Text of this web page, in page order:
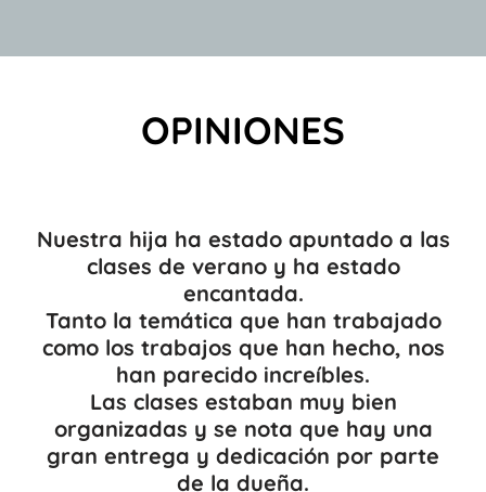
OPINIONES
Nuestra hija ha estado apuntado a las
clases de verano y ha estado
encantada.
Tanto la temática que han trabajado
como los trabajos que han hecho, nos
han parecido increíbles.
Las clases estaban muy bien
organizadas y se nota que hay una
gran entrega y dedicación por parte
de la dueña.